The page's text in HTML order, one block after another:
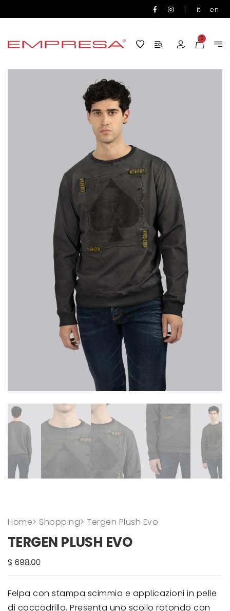
| it en
0
Home> Shopping> Tergen Plush Evo
TERGEN PLUSH EVO
Felpa con stampa scimmia e applicazioni in pelle
di coccodrillo. Presenta uno scollo rotondo con